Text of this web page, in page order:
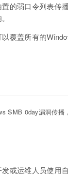
的弱口令列表传
覆盖所有的
SMB 0day漏洞传播
或运维人员使用